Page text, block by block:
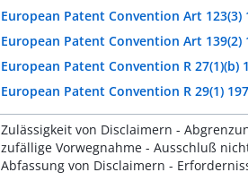
European Patent Convention Art 123(3)
European Patent Convention Art 139(2)
European Patent Convention R 27(1)(b)
European Patent Convention R 29(1)
Zulässigkeit von Disclaimern -
zufällige Vorwegnahme - Ausschluß
Abfassung von Disclaimern -